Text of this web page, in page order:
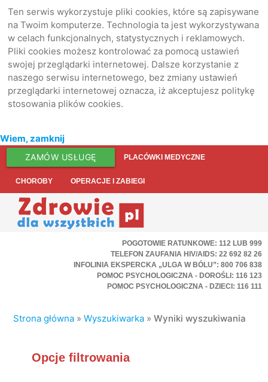
Ten serwis wykorzystuje pliki cookies, które są zapisywane
na Twoim komputerze. Technologia ta jest wykorzystywana
w celach funkcjonalnych, statystycznych i reklamowych.
Pliki cookies możesz kontrolować za pomocą ustawień
swojej przeglądarki internetowej. Dalsze korzystanie z
naszego serwisu internetowego, bez zmiany ustawień
przeglądarki internetowej oznacza, iż akceptujesz politykę
stosowania plików cookies.
Wiem, zamknij
ZAMÓW USŁUGĘ PLACÓWKI MEDYCZNE
CHOROBY OPERACJE I ZABIEGI
POGOTOWIE RATUNKOWE: 112 LUB 999
TELEFON ZAUFANIA HIV/AIDS: 22 692 82 26
INFOLINIA EKSPERCKA „ULGA W BÓLU”: 800 706 838
POMOC PSYCHOLOGICZNA - DOROŚLI: 116 123
POMOC PSYCHOLOGICZNA - DZIECI: 116 111
Strona główna »Wyszukiwarka »Wyniki wyszukiwania
Opcje filtrowania